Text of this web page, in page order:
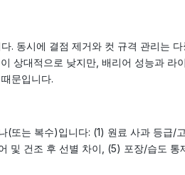
동시에 결점 제거와 컷 규격 관리는 다
상대적으로 낮지만, 배리어 성능과 라
문입니다.
(또는 복수)입니다: (1) 원료 사과 등급/
및 건조 후 선별 차이, (5) 포장/습도 통